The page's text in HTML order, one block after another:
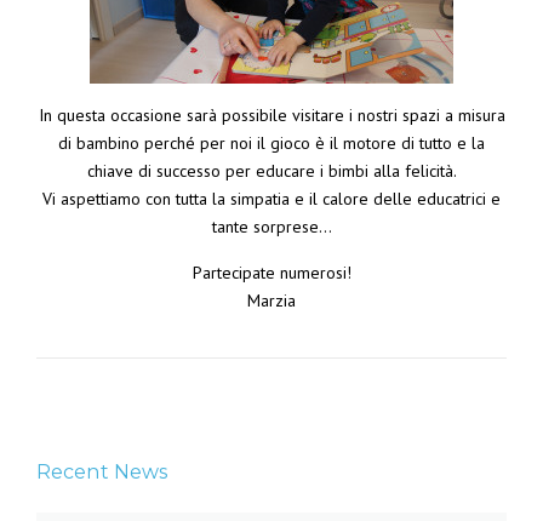
In questa occasione sarà possibile visitare i nostri spazi a misura
di bambino perché per noi il gioco è il motore di tutto e la
chiave di successo per educare i bimbi alla felicità.
Vi aspettiamo con tutta la simpatia e il calore delle educatrici e
tante sorprese…
Partecipate numerosi!
Marzia
Recent News